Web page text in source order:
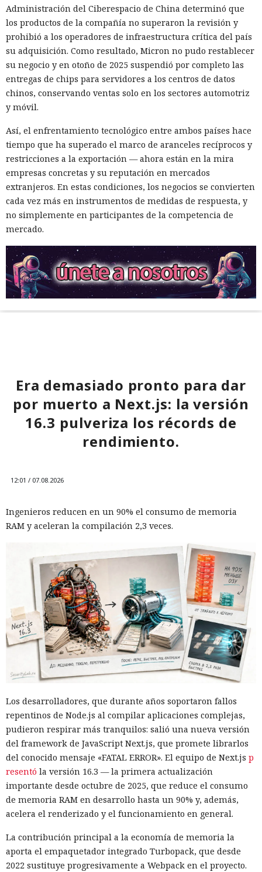
Administración del Ciberespacio de China determinó que
los productos de la compañía no superaron la revisión y
prohibió a los operadores de infraestructura crítica del país
su adquisición. Como resultado, Micron no pudo restablecer
su negocio y en otoño de 2025 suspendió por completo las
entregas de chips para servidores a los centros de datos
chinos, conservando ventas solo en los sectores automotriz
y móvil.
Así, el enfrentamiento tecnológico entre ambos países hace
tiempo que ha superado el marco de aranceles recíprocos y
restricciones a la exportación — ahora están en la mira
empresas concretas y su reputación en mercados
extranjeros. En estas condiciones, los negocios se convierten
cada vez más en instrumentos de medidas de respuesta, y
no simplemente en participantes de la competencia de
mercado.
Era demasiado pronto para dar
por muerto a Next.js: la versión
16.3 pulveriza los récords de
rendimiento.
12:01 / 07.08.2026
Ingenieros reducen en un 90% el consumo de memoria
RAM y aceleran la compilación 2,3 veces.
Los desarrolladores, que durante años soportaron fallos
repentinos de Node.js al compilar aplicaciones complejas,
pudieron respirar más tranquilos: salió una nueva versión
del framework de JavaScript Next.js, que promete librarlos
del conocido mensaje «FATAL ERROR». El equipo de Next.js p
resentó la versión 16.3 — la primera actualización
importante desde octubre de 2025, que reduce el consumo
de memoria RAM en desarrollo hasta un 90% y, además,
acelera el renderizado y el funcionamiento en general.
La contribución principal a la economía de memoria la
aporta el empaquetador integrado Turbopack, que desde
2022 sustituye progresivamente a Webpack en el proyecto.